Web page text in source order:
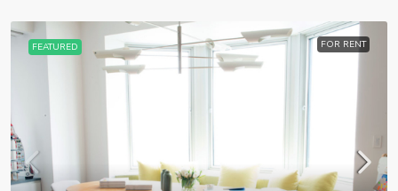
FEATURED FOR RENT